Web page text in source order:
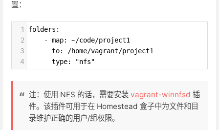
置：
1 folders:
2
    - map: ~/code/project1
3
      to: /home/vagrant/project1
4
      type: "nfs"
注：使用 NFS 的话，需要安装 vagrant-winnfsd 插
件。该插件可用于在 Homestead 盒子中为文件和目
录维护正确的用户/组权限。